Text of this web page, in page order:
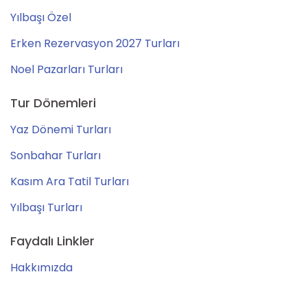
Yılbaşı Özel
Erken Rezervasyon 2027 Turları
Noel Pazarları Turları
Tur Dönemleri
Yaz Dönemi Turları
Sonbahar Turları
Kasım Ara Tatil Turları
Yılbaşı Turları
Faydalı Linkler
Hakkımızda